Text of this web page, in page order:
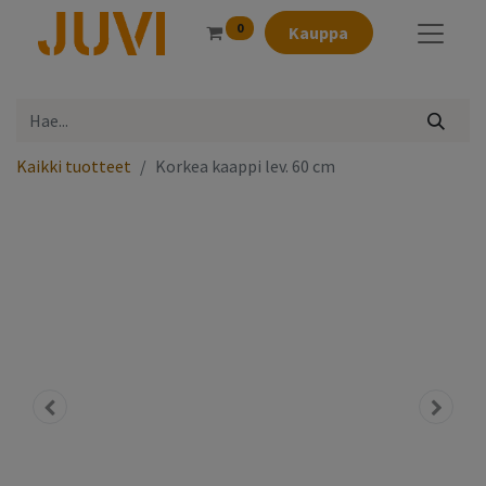
0 Kauppa
Kaikki tuotteet Korkea kaappi lev. 60 cm